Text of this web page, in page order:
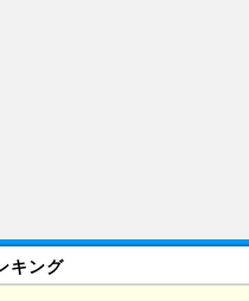
キング